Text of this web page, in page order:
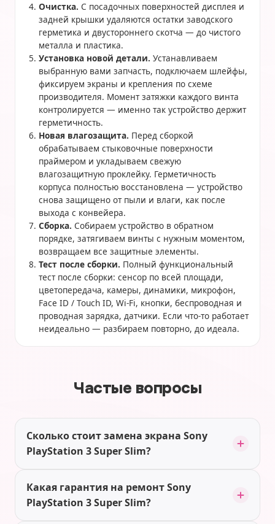
Очистка. С посадочных поверхностей дисплея и
задней крышки удаляются остатки заводского
герметика и двустороннего скотча — до чистого
металла и пластика.
Установка новой детали. Устанавливаем
выбранную вами запчасть, подключаем шлейфы,
фиксируем экраны и крепления по схеме
производителя. Момент затяжки каждого винта
контролируется — именно так устройство держит
герметичность.
Новая влагозащита. Перед сборкой
обрабатываем стыковочные поверхности
праймером и укладываем свежую
влагозащитную проклейку. Герметичность
корпуса полностью восстановлена — устройство
снова защищено от пыли и влаги, как после
выхода с конвейера.
Сборка. Собираем устройство в обратном
порядке, затягиваем винты с нужным моментом,
возвращаем все защитные элементы.
Тест после сборки. Полный функциональный
тест после сборки: сенсор по всей площади,
цветопередача, камеры, динамики, микрофон,
Face ID / Touch ID, Wi-Fi, кнопки, беспроводная и
проводная зарядка, датчики. Если что-то работает
неидеально — разбираем повторно, до идеала.
Частые вопросы
Сколько стоит замена экрана Sony
PlayStation 3 Super Slim?
Какая гарантия на ремонт Sony
PlayStation 3 Super Slim?